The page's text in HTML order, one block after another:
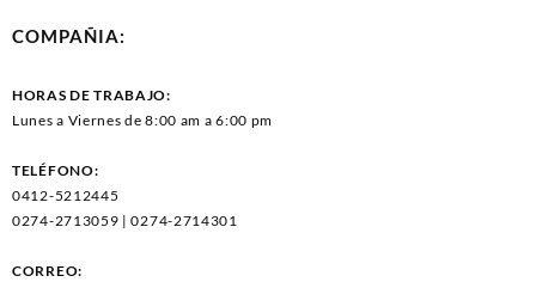
COMPAÑIA:
HORAS DE TRABAJO:
Lunes a Viernes de 8:00 am a 6:00 pm
TELÉFONO:
0412-5212445
0274-2713059 | 0274-2714301
CORREO: